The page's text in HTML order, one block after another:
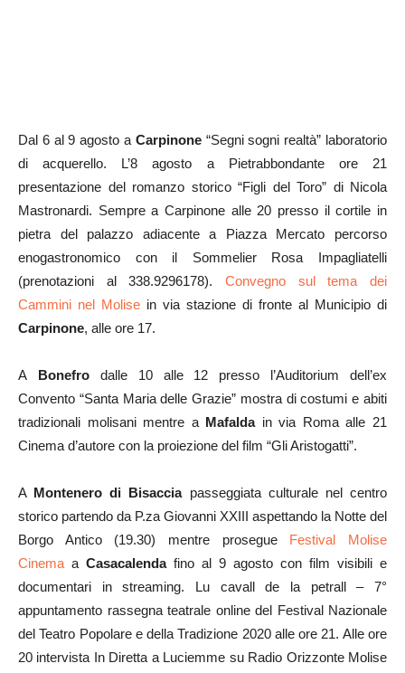
Dal 6 al 9 agosto a Carpinone“Segni sogni realtà” laboratorio
di acquerello. L’8 agosto a Pietrabbondante ore 21
presentazione del romanzo storico “Figli del Toro” di Nicola
Mastronardi. Sempre a Carpinone alle 20 presso il cortile in
pietra del palazzo adiacente a Piazza Mercato percorso
enogastronomico con il Sommelier Rosa Impagliatelli
(prenotazioni al 338.9296178). Convegno sul tema dei
Cammini nel Molise in via stazione di fronte al Municipio di
Carpinone, alle ore 17.
A Bonefrodalle 10 alle 12 presso l’Auditorium dell’ex
Convento “Santa Maria delle Grazie” mostra di costumi e abiti
tradizionali molisani mentre a Mafalda in via Roma alle 21
Cinema d’autore con la proiezione del film “Gli Aristogatti”.
A Montenero di Bisaccia passeggiata culturale nel centro
storico partendo da P.za Giovanni XXIII aspettando la Notte del
Borgo Antico (19.30) mentre prosegue Festival Molise
Cinema a Casacalendafino al 9 agosto con film visibili e
documentari in streaming. Lu cavall de la petrall – 7°
appuntamento rassegna teatrale online del Festival Nazionale
del Teatro Popolare e della Tradizione 2020 alle ore 21. Alle ore
20 intervista In Diretta a Luciemme su Radio Orizzonte Molise